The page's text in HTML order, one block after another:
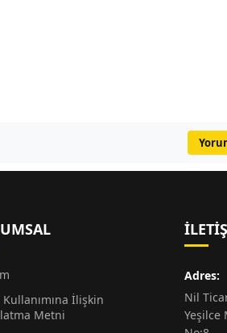
Kullanımına İlişkin
Metni
Adres:
Nil
Yeşilce